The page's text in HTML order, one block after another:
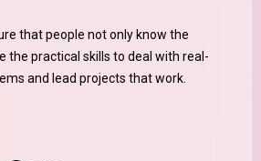
that people not only know the
the practical skills to deal with real-
and lead projects that work.